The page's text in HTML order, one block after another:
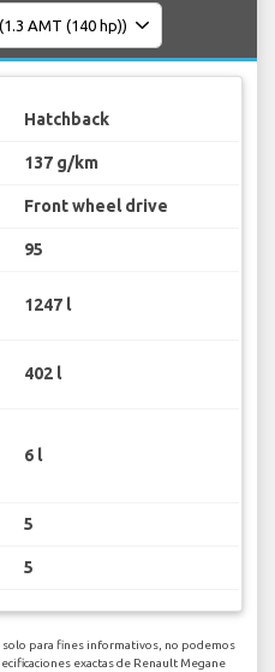
Hatchback
137 g/km
Front wheel drive
95
1247 l
402 l
6 l
5
5
solo para fines informativos, no podemos
exactas de Renault Megane